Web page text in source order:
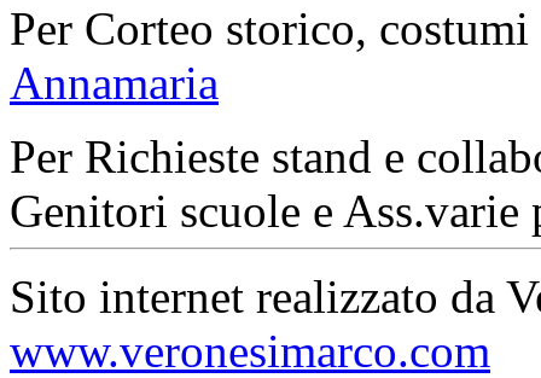
Per Corteo storico,
Annamaria
Per Richieste stand e
Genitori scuole e Ass.varie
Sito internet realizzato da
www.veronesimarco.com